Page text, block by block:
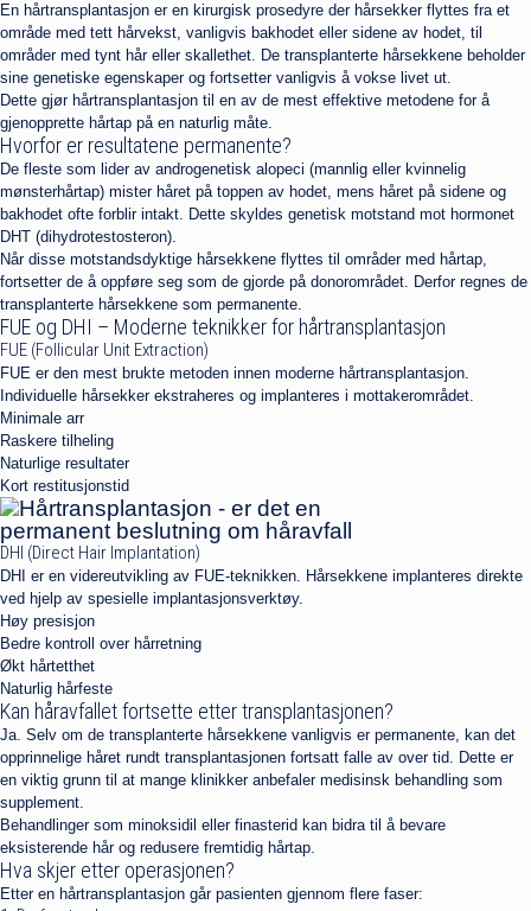
En hårtransplantasjon er en kirurgisk prosedyre der hårsekker flyttes fra et
område med tett hårvekst, vanligvis bakhodet eller sidene av hodet, til
områder med tynt hår eller skallethet. De transplanterte hårsekkene beholder
sine genetiske egenskaper og fortsetter vanligvis å vokse livet ut.
Dette gjør hårtransplantasjon til en av de mest effektive metodene for å
gjenopprette hårtap på en naturlig måte.
Hvorfor er resultatene permanente?
De fleste som lider av androgenetisk alopeci (mannlig eller kvinnelig
mønsterhårtap) mister håret på toppen av hodet, mens håret på sidene og
bakhodet ofte forblir intakt. Dette skyldes genetisk motstand mot hormonet
DHT (dihydrotestosteron).
Når disse motstandsdyktige hårsekkene flyttes til områder med hårtap,
fortsetter de å oppføre seg som de gjorde på donorområdet. Derfor regnes de
transplanterte hårsekkene som permanente.
FUE og DHI – Moderne teknikker for hårtransplantasjon
FUE (Follicular Unit Extraction)
FUE er den mest brukte metoden innen moderne hårtransplantasjon.
Individuelle hårsekker ekstraheres og implanteres i mottakerområdet.
Minimale arr
Raskere tilheling
Naturlige resultater
Kort restitusjonstid
DHI (Direct Hair Implantation)
DHI er en videreutvikling av FUE-teknikken. Hårsekkene implanteres direkte
ved hjelp av spesielle implantasjonsverktøy.
Høy presisjon
Bedre kontroll over hårretning
Økt hårtetthet
Naturlig hårfeste
Kan håravfallet fortsette etter transplantasjonen?
Ja. Selv om de transplanterte hårsekkene vanligvis er permanente, kan det
opprinnelige håret rundt transplantasjonen fortsatt falle av over tid. Dette er
en viktig grunn til at mange klinikker anbefaler medisinsk behandling som
supplement.
Behandlinger som minoksidil eller finasterid kan bidra til å bevare
eksisterende hår og redusere fremtidig hårtap.
Hva skjer etter operasjonen?
Etter en hårtransplantasjon går pasienten gjennom flere faser: